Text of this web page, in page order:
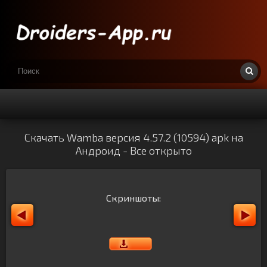
Скачать Wambа версия 4.57.2 (10594) apk на
Андроид - Все открыто
Скриншоты: